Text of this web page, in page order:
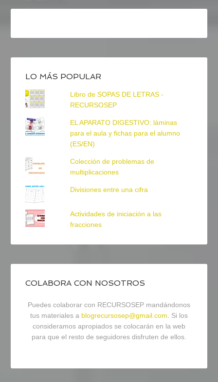
LO MÁS POPULAR
Libro de SOPAS DE LETRAS -
RECURSOSEP
EL APARATO DIGESTIVO: láminas
para el aula y fichas para el alumno
(ES/EN)
Colección de problemas de
multiplicaciones
Divisiones entre una cifra
Actividades de iniciación a las
fracciones
COLABORA CON NOSOTROS
Puedes colaborar con RECURSOSEP mandándonos
tus materiales a blogrecursosep@gmail.com. Si los
consideramos apropiados se colocarán en la web
para que el resto de seguidores disfruten de ellos.